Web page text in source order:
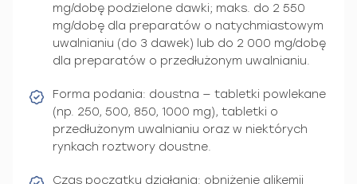
mg/dobę podzielone dawki; maks. do 2 550
mg/dobę dla preparatów o natychmiastowym
uwalnianiu (do 3 dawek) lub do 2 000 mg/dobę
dla preparatów o przedłużonym uwalnianiu.
Forma podania: doustna — tabletki powlekane
(np. 250, 500, 850, 1000 mg), tabletki o
przedłużonym uwalnianiu oraz w niektórych
rynkach roztwory doustne.
Czas początku działania: obniżenie glikemii